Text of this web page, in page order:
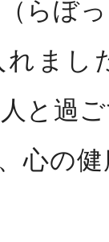
らぼ
まし
と過
心の